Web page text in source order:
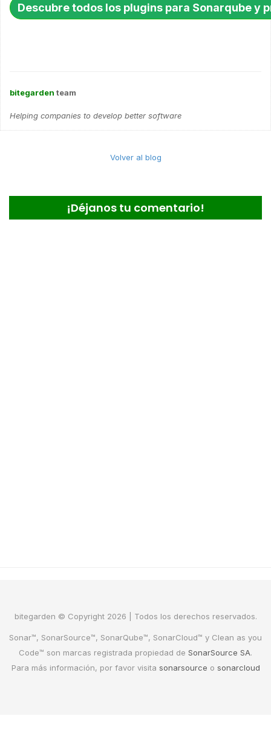
Descubre todos los plugins para Sonarqube y
bitegarden team
Helping companies to develop better software
Volver al blog
¡Déjanos tu comentario!
bitegarden © Copyright 2026 | Todos los derechos reservados.
Sonar™, SonarSource™, SonarQube™, SonarCloud™ y Clean as you
Code™ son marcas registrada propiedad de SonarSource SA.
Para más información, por favor visita sonarsource o sonarcloud